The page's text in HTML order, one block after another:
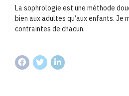
La sophrologie est une méthode
bien aux adultes qu’aux enfants. Je
contraintes de chacun.